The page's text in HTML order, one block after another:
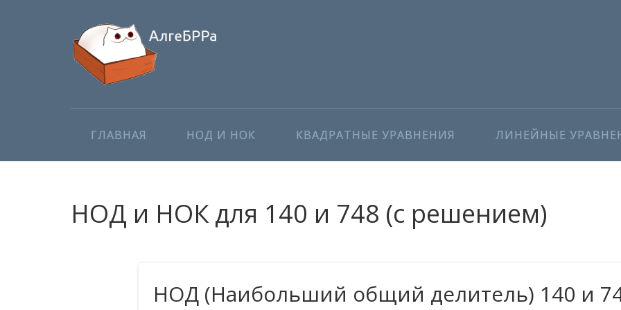
ГЛАВНАЯ НОД И НОК КВАДРАТНЫЕ УРАВНЕНИЯ ЛИНЕЙНЫЕ
НОД и НОК для 140 и 748 (с решением)
НОД (Наибольший общий делитель) 140 и